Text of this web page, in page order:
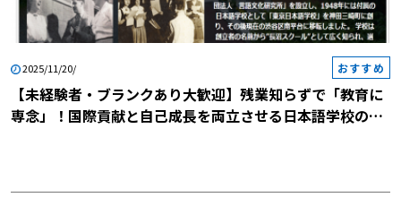
配偶者の扶養義務 【日本語教師への
転職｜履歴書の書き方15】本人希望欄
日本語教師への転職｜履歴書の正しい
書き方は手書き？パソコン作成？ 日
本語教師への転職｜履歴書の書き方の
注意点 【日本語教師への転職｜履歴
職｜履歴書の書き方の注意点3】修正
2025/11/20/ おすすめ
【未経験者・ブランクあり大歓迎】残業知らずで「教育に
専念」！国際貢献と自己成長を両立させる日本語学校の説